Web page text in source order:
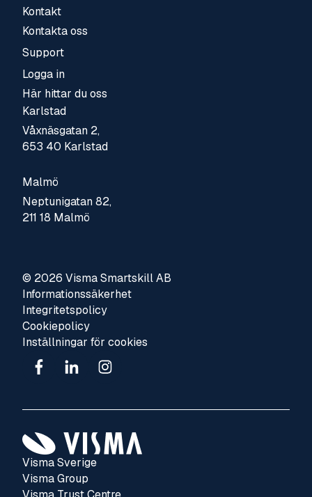
Kontakt
Kontakta oss
Support
Logga in
Här hittar du oss
Karlstad
Våxnäsgatan 2,
653 40 Karlstad
Malmö
Neptunigatan 82,
211 18 Malmö
© 2026 Visma Smartskill AB
Informationssäkerhet
Integritetspolicy
Cookiepolicy
Inställningar för cookies
Visma Sverige
Visma Group